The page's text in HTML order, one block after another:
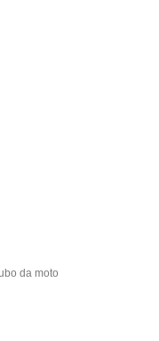
da moto